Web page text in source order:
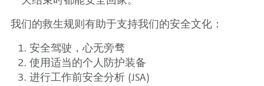
我们的救生规则有助于支持我们的安全文化：
安全驾驶，心无旁骛
使用适当的个人防护装备
进行工作前安全分析 (JSA)